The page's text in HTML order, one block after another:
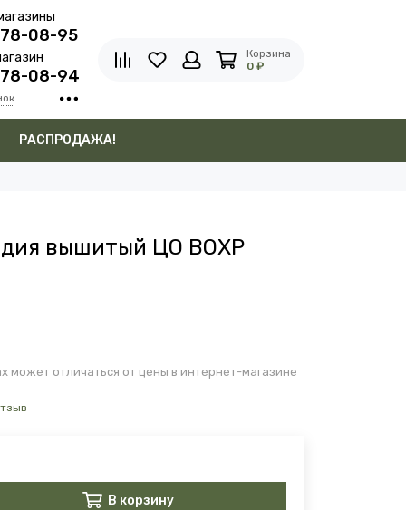
08-95
08-94
Корзина
0 ₽
РАСПРОДАЖА!
вышитый ЦО ВОХР
может отличаться от цены в интернет-магазине
В корзину